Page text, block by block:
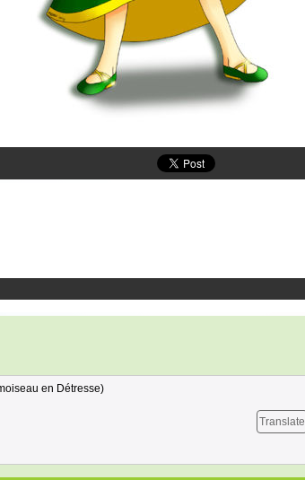
en Détresse)
Translate